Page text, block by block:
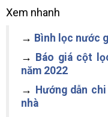
Xem nhanh
→ Bình lọc nước
→ Báo giá cột
năm 2022
→ Hướng dẫn
nhà